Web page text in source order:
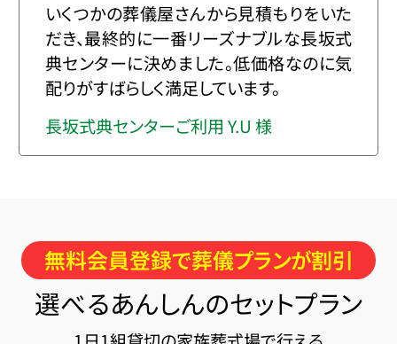
いくつかの葬儀屋さんから見積もりをいた
だき、最終的に一番リーズナブルな長坂式
典センターに決めました。低価格なのに気
配りがすばらしく満足しています。
長坂式典センターご利用 Y.U 様
無料会員登録で葬儀プランが割引
選べるあんしんのセットプラン